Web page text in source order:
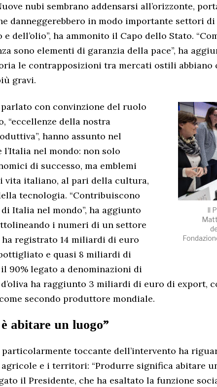
nubi sembrano addensarsi all’orizzonte,
danneggerebbero in modo importante settori di
dell’olio”, ha ammonito il Capo dello Stato.
sono elementi di garanzia della pace”, ha
le contrapposizioni tra mercati ostili abbiano
gravi.
Il
con convinzione del ruolo
“eccellenze della nostra
hanno assunto nel
l’Italia nel mondo: non solo
di successo, ma emblemi
vita italiano, al pari della cultura,
tecnologia. “Contribuiscono
Italia nel mondo”, ha aggiunto
i numeri di un settore
ha registrato 14 miliardi di euro
e quasi 8 miliardi di
90% legato a denominazioni di
d’oliva ha raggiunto 3 miliardi di euro di export,
secondo produttore mondiale.
abitare un luogo”
particolarmente toccante dell’intervento ha
e i territori: “Produrre significa abitare
il Presidente, che ha esaltato la funzione